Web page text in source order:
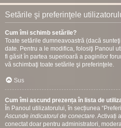
Setările şi preferinţele
Cum îmi schimb setările?
Toate setările dumneavoastră (dacă
date. Pentru a le modifica, folosiţi Panoul
fi găsit în partea superioară a paginilor
vă schimbaţi toate setările şi preferinţele.
Sus
Cum îmi ascund prezența în lista de
În Panoul utilizatorului, în secțiunea
Ascunde indicatorul de conectare. Activați
conectat doar pentru administratori,